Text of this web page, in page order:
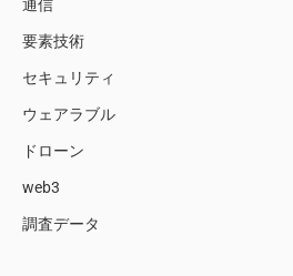
通信
要素技術
セキュリティ
ウェアラブル
ドローン
web3
調査データ